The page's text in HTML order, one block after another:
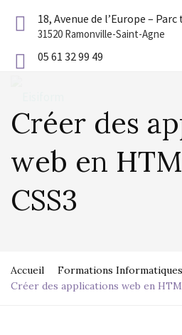
18, Avenue de l’Europe –
31520 Ramonville-Saint-Agne
05 61 32 99 49
Créer des
web en
CSS3
Accueil Formations Informatiques
Créer des applications web en